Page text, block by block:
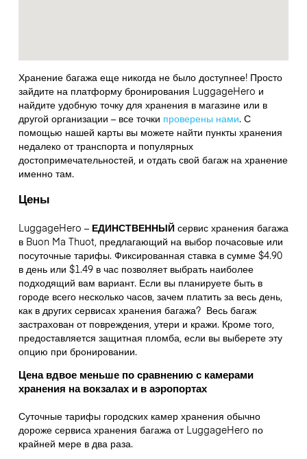
Хранение багажа еще никогда не было доступнее! Просто
зайдите на платформу бронирования LuggageHero и
найдите удобную точку для хранения в магазине или в
другой организации – все точки проверены нами. С
помощью нашей карты вы можете найти пункты хранения
недалеко от транспорта и популярных
достопримечательностей, и отдать свой багаж на хранение
именно там.
Цены
LuggageHero – ЕДИНСТВЕННЫЙсервис хранения багажа
в Buon Ma Thuot, предлагающий на выбор почасовые или
посуточные тарифы. Фиксированная ставка в сумме $4.90
в день или $1.49 в час позволяет выбрать наиболее
подходящий вам вариант. Если вы планируете быть в
городе всего несколько часов, зачем платить за весь день,
как в других сервисах хранения багажа? Весь багаж
застрахован от повреждения, утери и кражи. Кроме того,
предоставляется защитная пломба, если вы выберете эту
опцию при бронировании.
Цена вдвое меньше по сравнению с камерами
хранения на вокзалах и в аэропортах
Суточные тарифы городских камер хранения обычно
дороже сервиса хранения багажа от LuggageHero по
крайней мере в два раза.